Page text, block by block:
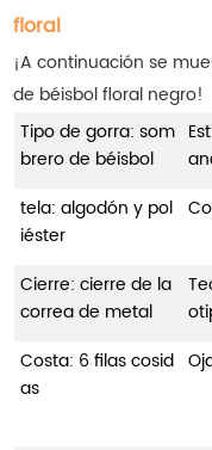
floral
¡A continuación se
de béisbol floral negro!
Tipo de gorra: som
brero de béisbol
tela: algodón y pol
iéster
Cierre: cierre de la
correa de metal
Costa: 6 filas cosid
as